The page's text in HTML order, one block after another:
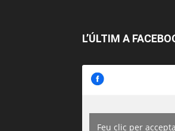
L’ÚLTIM A
Feu clic per